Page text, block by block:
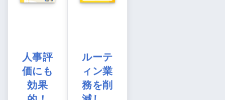
人事評
価にも
効果
ルーテ
ィン業
務を削